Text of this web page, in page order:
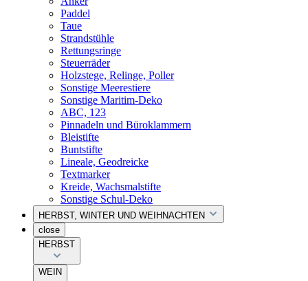
Paddel
Taue
Strandstühle
Rettungsringe
Steuerräder
Holzstege, Relinge, Poller
Sonstige Meerestiere
Sonstige Maritim-Deko
ABC, 123
Pinnadeln und Büroklammern
Bleistifte
Buntstifte
Lineale, Geodreicke
Textmarker
Kreide, Wachsmalstifte
Sonstige Schul-Deko
HERBST, WINTER UND WEIHNACHTEN
close
HERBST
WEIN